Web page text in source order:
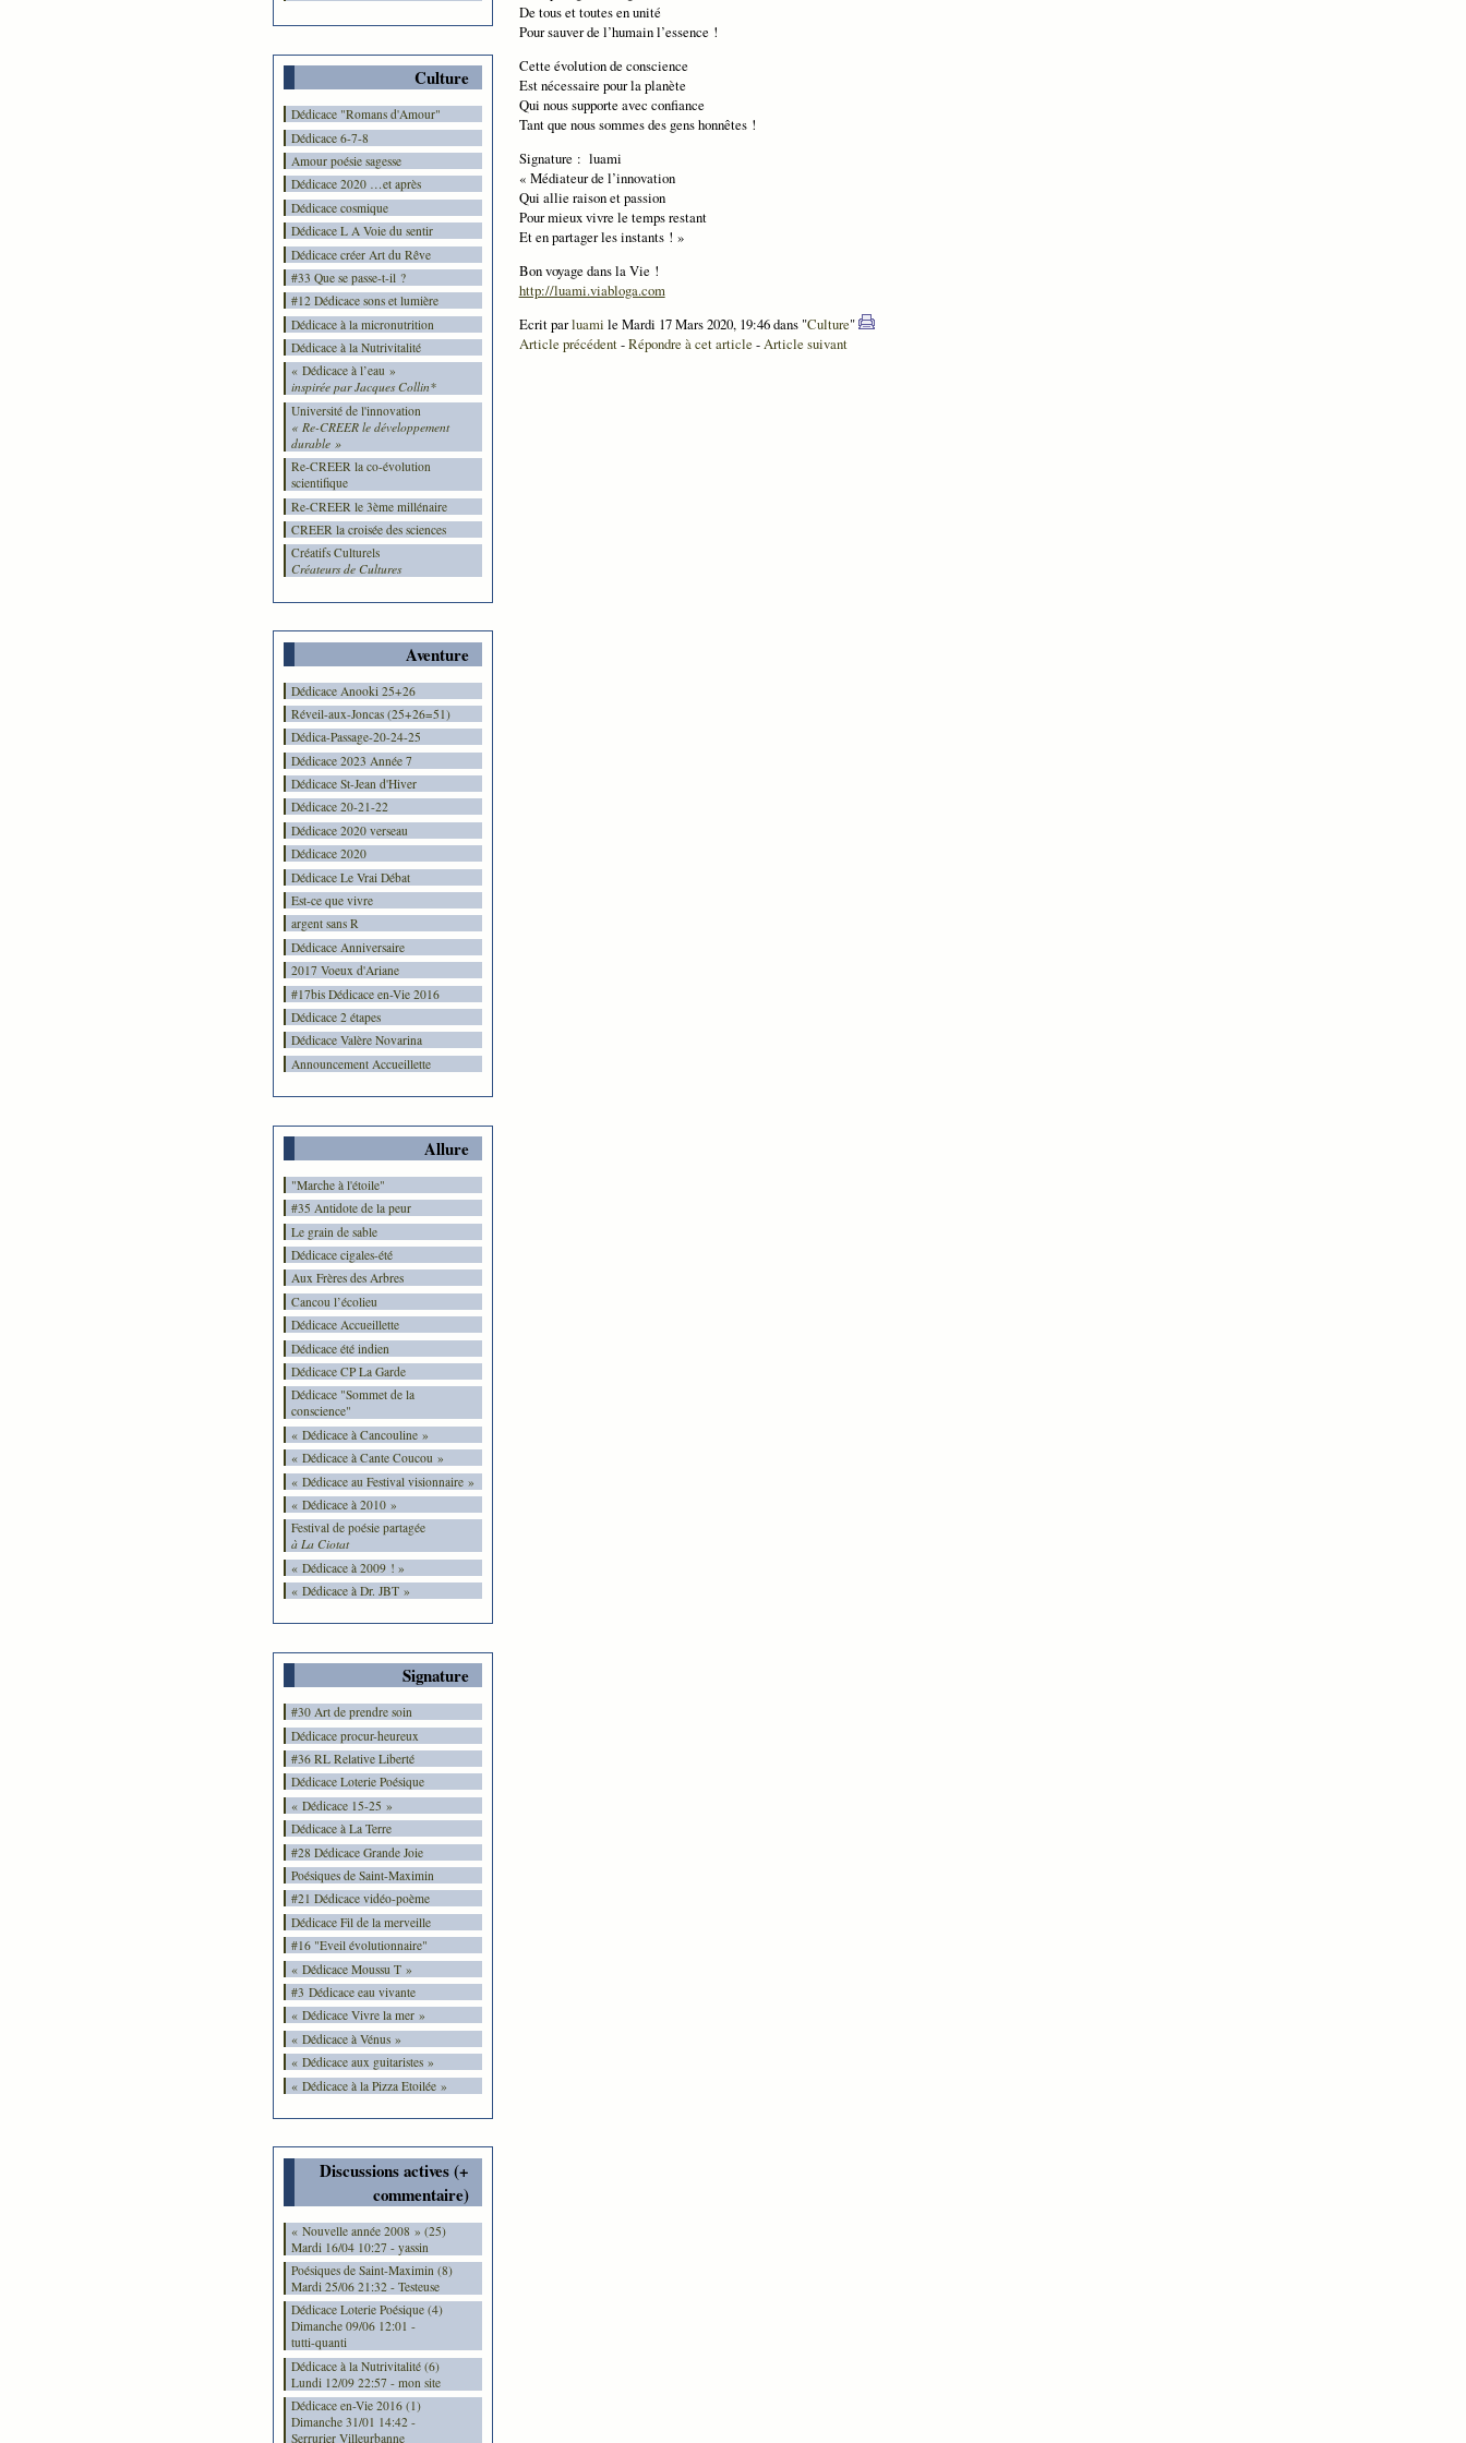
Culture
Dédicace "Romans d'Amour"
Dédicace 6-7-8
Amour poésie sagesse
Dédicace 2020 …et après
Dédicace cosmique
Dédicace L A Voie du sentir
Dédicace créer Art du Rêve
#33 Que se passe-t-il ?
#12 Dédicace sons et lumière
Dédicace à la micronutrition
Dédicace à la Nutrivitalité
« Dédicace à l’eau »
inspirée par Jacques Collin*
Université de l'innovation
« Re-CREER le développement
durable »
Re-CREER la co-évolution
scientifique
Re-CREER le 3ème millénaire
CREER la croisée des sciences
Créatifs Culturels
Créateurs de Cultures
Aventure
Dédicace Anooki 25+26
Réveil-aux-Joncas (25+26=51)
Dédica-Passage-20-24-25
Dédicace 2023 Année 7
Dédicace St-Jean d'Hiver
Dédicace 20-21-22
Dédicace 2020 verseau
Dédicace 2020
Dédicace Le Vrai Débat
Est-ce que vivre
argent sans R
Dédicace Anniversaire
2017 Voeux d'Ariane
#17bis Dédicace en-Vie 2016
Dédicace 2 étapes
Dédicace Valère Novarina
Announcement Accueillette
Allure
"Marche à l'étoile"
#35 Antidote de la peur
Le grain de sable
Dédicace cigales-été
Aux Frères des Arbres
Cancou l’écolieu
Dédicace Accueillette
Dédicace été indien
Dédicace CP La Garde
Dédicace "Sommet de la
conscience"
« Dédicace à Cancouline »
« Dédicace à Cante Coucou »
« Dédicace au Festival visionnaire »
« Dédicace à 2010 »
Festival de poésie partagée
à La Ciotat
« Dédicace à 2009 ! »
« Dédicace à Dr. JBT »
Signature
#30 Art de prendre soin
Dédicace procur-heureux
#36 RL Relative Liberté
Dédicace Loterie Poésique
« Dédicace 15-25 »
Dédicace à La Terre
#28 Dédicace Grande Joie
Poésiques de Saint-Maximin
#21 Dédicace vidéo-poème
Dédicace Fil de la merveille
#16 "Eveil évolutionnaire"
« Dédicace Moussu T »
#3 Dédicace eau vivante
« Dédicace Vivre la mer »
« Dédicace à Vénus »
« Dédicace aux guitaristes »
« Dédicace à la Pizza Etoilée »
Discussions actives (+
commentaire)
« Nouvelle année 2008 » (25)
Mardi 16/04 10:27 - yassin
Poésiques de Saint-Maximin (8)
Mardi 25/06 21:32 - Testeuse
Dédicace Loterie Poésique (4)
Dimanche 09/06 12:01 -
tutti-quanti
Dédicace à la Nutrivitalité (6)
Lundi 12/09 22:57 - mon site
Dédicace en-Vie 2016 (1)
Dimanche 31/01 14:42 -
Serrurier Villeurbanne
De tous et toutes en unité
Pour sauver de l’humain l’essence !
Cette évolution de conscience
Est nécessaire pour la planète
Qui nous supporte avec confiance
Tant que nous sommes des gens honnêtes !
Signature : luami
« Médiateur de l’innovation
Qui allie raison et passion
Pour mieux vivre le temps restant
Et en partager les instants ! »
Bon voyage dansla Vie !
http://luami.viabloga.com
Ecrit parluami le Mardi 17 Mars 2020, 19:46 dans "Culture"
Article précédent-Répondre à cet article - Article suivant